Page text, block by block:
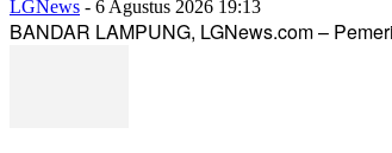
LGNews - 6 Agustus 2026 19:13
BANDAR LAMPUNG, LGNews.com –